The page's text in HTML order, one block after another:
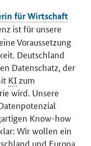
für Wirtschaft
ist für unsere
Voraussetzung
Deutschland
Datenschatz, der
KI zum
wird. Unsere
Know-how
Wir wollen ein
und Europa